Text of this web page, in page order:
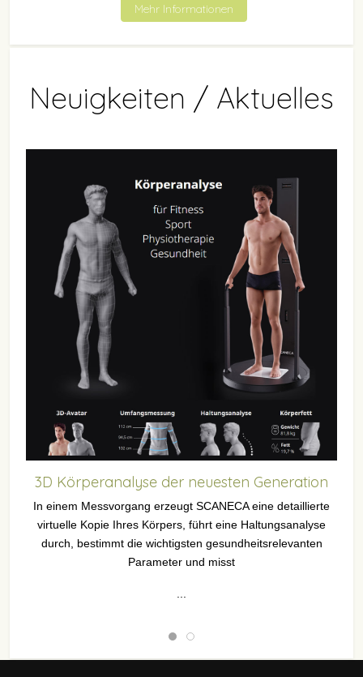
Mehr Informationen
Neuigkeiten / Aktuelles
3D Körperanalyse der neuesten Generation
In einem Messvorgang erzeugt SCANECA eine detaillierte
virtuelle Kopie Ihres Körpers, führt eine Haltungsanalyse
durch, bestimmt die wichtigsten gesundheitsrelevanten
Parameter und misst